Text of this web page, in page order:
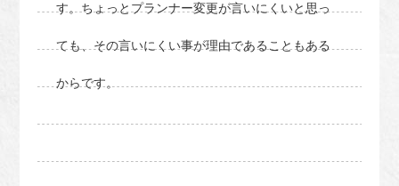
す。ちょっとプランナー変更が言いにくいと思っ
ても、その言いにくい事が理由であることもある
からです。